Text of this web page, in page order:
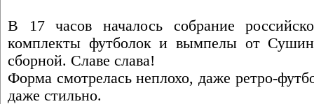
В 17 часов началось собрание
комплекты футболок и вымпелы от
сборной. Славе слава!
Форма смотрелась неплохо, даже ретро-
даже стильно.